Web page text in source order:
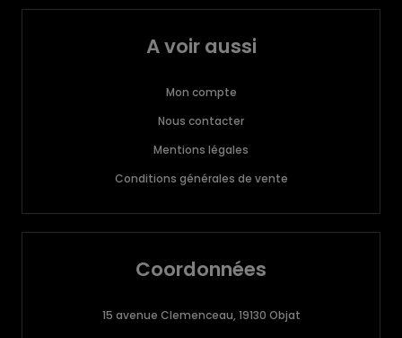
A voir aussi
Mon compte
Nous contacter
Mentions légales
Conditions générales de vente
Coordonnées
15 avenue Clemenceau, 19130 Objat